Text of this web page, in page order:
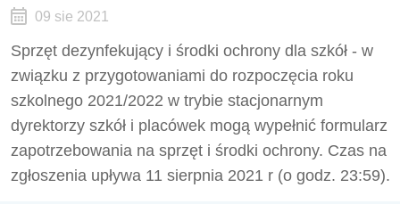
09 sie 2021
Sprzęt dezynfekujący i środki ochrony dla szkół - w
związku z przygotowaniami do rozpoczęcia roku
szkolnego 2021/2022 w trybie stacjonarnym
dyrektorzy szkół i placówek mogą wypełnić formularz
zapotrzebowania na sprzęt i środki ochrony. Czas na
zgłoszenia upływa 11 sierpnia 2021 r (o godz. 23:59).